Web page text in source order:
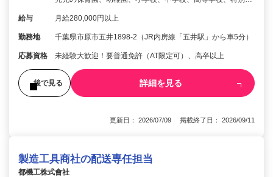
給与 月給280,000円以上
勤務地 千葉県市原市五井1898-2（JR内房線「五井駅」から車5分）
応募資格 未経験大歓迎！要普通免許（AT限定可）、高卒以上
後で見る 詳細を見る
更新日： 2026/07/09 掲載終了日： 2026/09/11
製造工具商社の配送専任担当
都機工株式會社